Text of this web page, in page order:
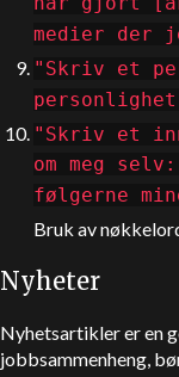
medier der
"Skriv et
"Skriv et
om meg
følgerne
Bruk av
Nyheter
Nyhetsartikler er en
jobbsammenheng,